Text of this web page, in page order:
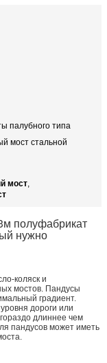
палубного типа
мост стальной
мост,
полуфабрикат
нужно
коляск и
мостов. Пандусы
градиент.
дороги или
длиннее чем
пандусов может иметь